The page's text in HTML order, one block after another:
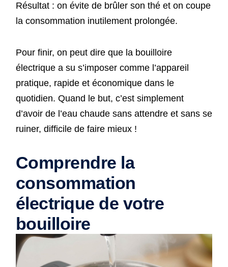
Résultat : on évite de brûler son thé et on coupe
la consommation inutilement prolongée.
Pour finir, on peut dire que la bouilloire
électrique a su s’imposer comme l’appareil
pratique, rapide et économique dans le
quotidien. Quand le but, c’est simplement
d’avoir de l’eau chaude sans attendre et sans se
ruiner, difficile de faire mieux !
Comprendre la
consommation
électrique de votre
bouilloire